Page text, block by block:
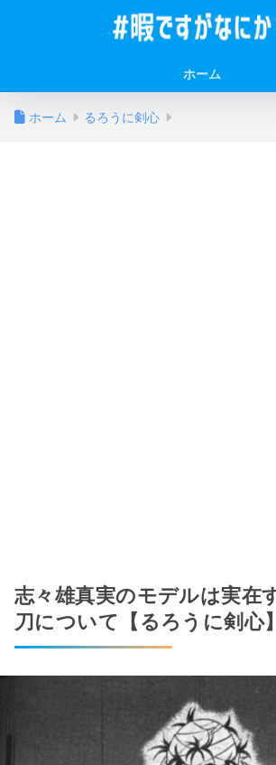
ホーム
ホーム るろうに剣心
志々雄真実のモデルは実在
刀について【るろうに剣心】